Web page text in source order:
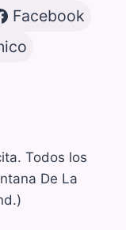
Facebook
Todos los
De La